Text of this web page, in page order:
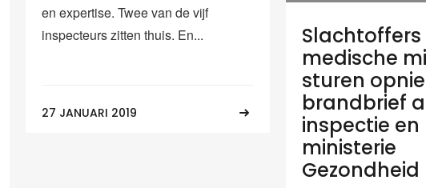
en expertise. Twee van de vijf
inspecteurs zitten thuis. En...
27 JANUARI 2019
Slachtoffers
medische
sturen
brandbrief
inspectie en
ministerie
Gezondheid